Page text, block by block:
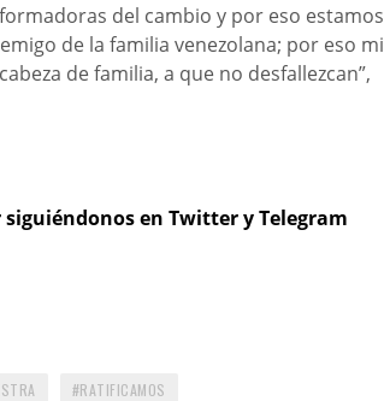
del cambio y por eso estamos
de la familia venezolana; por eso mi
de familia, a que no desfallezcan”,
en Twitter y Telegram
RATIFICAMOS